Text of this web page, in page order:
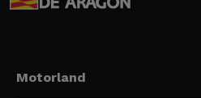
Motorland